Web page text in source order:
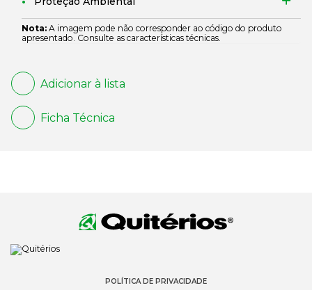
Nota: A imagem pode não corresponder ao código do produto
apresentado. Consulte as características técnicas.
Adicionar à lista
Ficha Técnica
POLÍTICA DE PRIVACIDADE